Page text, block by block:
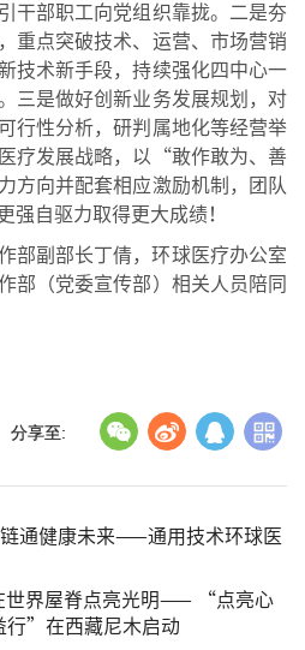
干部职工向党组织靠拢。
二是夯
重点突破技术、运营、市场营销
技术新手段，持续强化四中心一
三是做好创新业务发展规划，对
行性分析，研判属地化等经营举
疗发展战略，以
“敢作敢为、善
方向并配套相应激励机制，团队
强自驱力取得更大成绩！
部副部长丁倩，环球医疗办公室
部（党委宣传部）相关人员陪同
分享至:
通健康未来——通用技术环球医
世界屋脊点亮光明—— “点亮心
行”在西藏尼木启动